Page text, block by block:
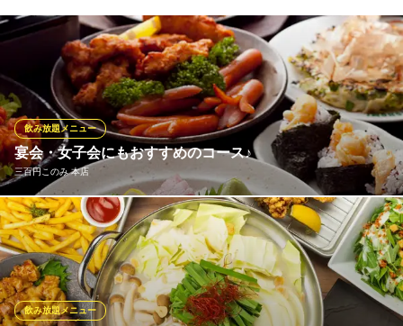
宴会・女子会にもおすすめのコース♪
三百円このみ 本店
飲み放題メニュー
宴会のコースは3コースあり、全て2時間飲み放題付き！ボリュー
ム満点のコース◎そしてお値段は3500円～4500円！超破格の安さ
となっております！安いからといって手は抜いてません！素材に
こだわり、1品1品手間暇かけてご提供しております。予算に合わ
せてお選びください。
飲み放題メニュー